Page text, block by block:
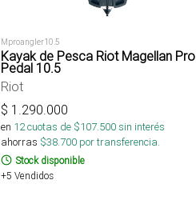
Mproangler10.5
Kayak de Pesca Riot Magellan Pro
Pedal 10.5
Riot
$ 1.290.000
en 12cuotas de $107.500sin interés
ahorras $38.700 por transferencia.
Stock disponible
+5 Vendidos